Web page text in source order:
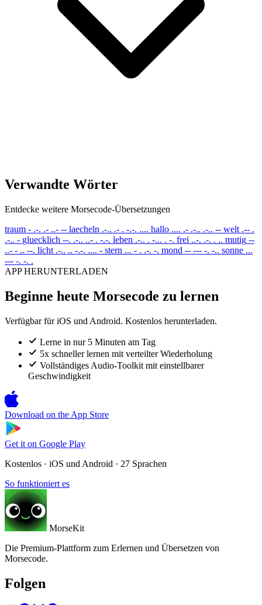
Verwandte Wörter
Entdecke weitere Morsecode-Übersetzungen
traum - .-. .- ..- -- laecheln .-.. .- . -.-. .... hallo .... .- .-.. .-.. -- welt .-- .
.-.. - gluecklich --. .-.. ..- . -.-. leben .-.. . -... . -. frei ..-. .-. . .. mutig --
..- - .. --. licht .-.. .. -.-. .... - stern ... - . .-. -. mond -- --- -. -.. sonne ...
--- -. -. .
APP HERUNTERLADEN
Beginne heute Morsecode zu lernen
Verfügbar für iOS und Android. Kostenlos herunterladen.
Lerne in nur 5 Minuten am Tag
5x schneller lernen mit verteilter Wiederholung
Vollständiges Audio-Toolkit mit einstellbarer
Geschwindigkeit
Download on the App Store
Get it on Google Play
Kostenlos · iOS und Android · 27 Sprachen
So funktioniert es
MorseKit
Die Premium-Plattform zum Erlernen und Übersetzen von
Morsecode.
Folgen